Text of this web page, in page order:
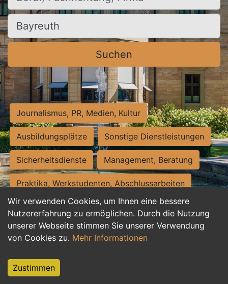
Wir verwenden Cookies, um Ihnen eine bessere
Nutzererfahrung zu ermöglichen. Durch die Nutzung
unserer Webseite stimmen Sie unserer Verwendung
von Cookies zu. Mehr Informationen
Zustimmen
Ort, Stadt
Suchen
Journalismus, PR, Medien, Kultur
Ausbildungsplätze Sonstige Dienstleistungen
Sicherheitsdienste Management, Beratung
Praktika, Werkstudenten, Abschlussarbeiten
Personalwesen Assistenz, Sekretariat
Hilfskräfte, Aushilfs- und Nebenjobs
Weiterbildung, Studium, duale Ausbildung